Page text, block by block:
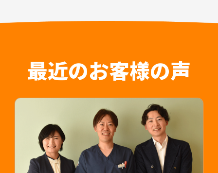
ていることや、医師が診療に専念できること、紹
はもちろん入職後の認識相違なども防止すること
が可能です。
最近のお客様の声